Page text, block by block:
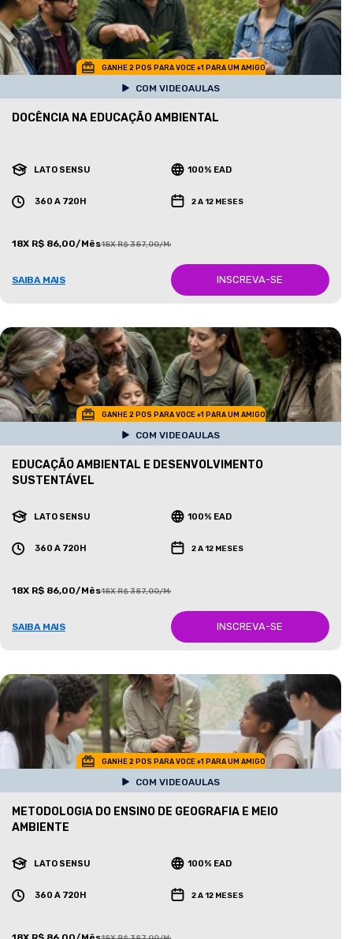
GANHE 2 POS PARA VOCE +1 PARA UM AMIGO
COM VIDEOAULAS
DOCÊNCIA NA EDUCAÇÃO AMBIENTAL
LATO SENSU 100% EAD
360 A 720H 2 A 12 MESES
18X R$ 86,00/Mês18X R$ 387,00/Mês
SAIBA MAIS INSCREVA-SE
GANHE 2 POS PARA VOCE +1 PARA UM AMIGO
COM VIDEOAULAS
EDUCAÇÃO AMBIENTAL E DESENVOLVIMENTO
SUSTENTÁVEL
LATO SENSU 100% EAD
360 A 720H 2 A 12 MESES
18X R$ 86,00/Mês18X R$ 387,00/Mês
SAIBA MAIS INSCREVA-SE
GANHE 2 POS PARA VOCE +1 PARA UM AMIGO
COM VIDEOAULAS
METODOLOGIA DO ENSINO DE GEOGRAFIA E MEIO
AMBIENTE
LATO SENSU 100% EAD
360 A 720H 2 A 12 MESES